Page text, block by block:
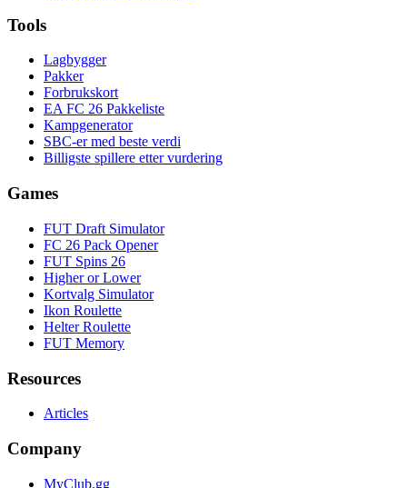
Tools
Lagbygger
Pakker
Forbrukskort
EA FC 26 Pakkeliste
Kampgenerator
SBC-er med beste verdi
Billigste spillere etter vurdering
Games
FUT Draft Simulator
FC 26 Pack Opener
FUT Spins 26
Higher or Lower
Kortvalg Simulator
Ikon Roulette
Helter Roulette
FUT Memory
Resources
Articles
Company
MyClub.gg